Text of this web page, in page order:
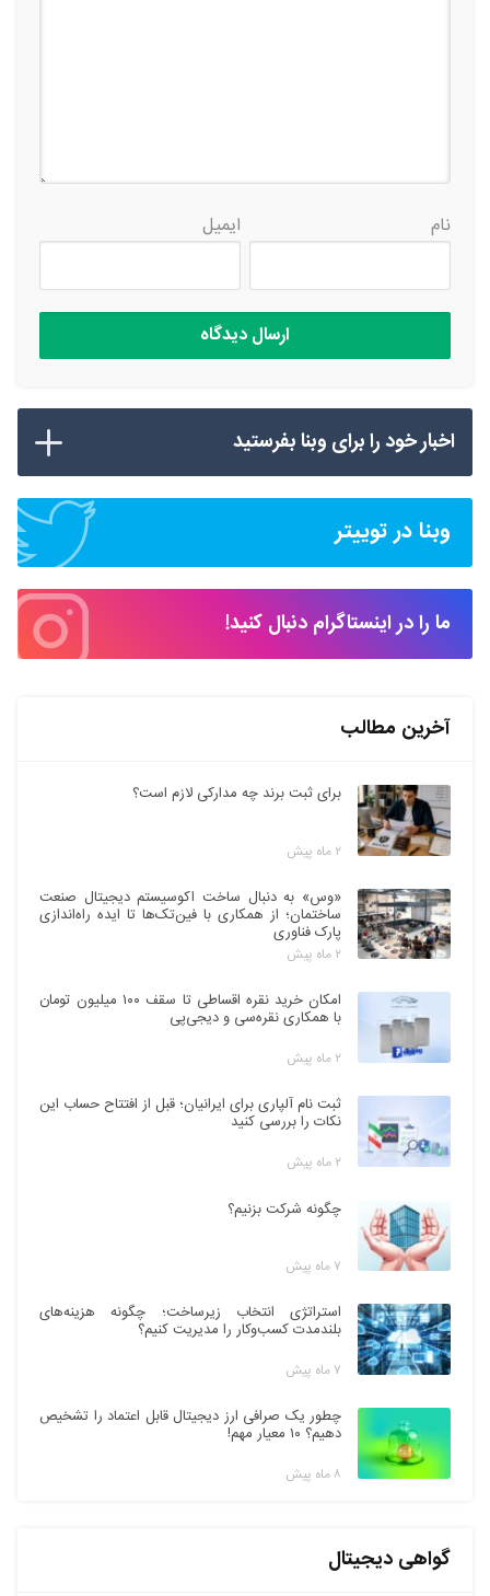
نام ایمیل
اخبار خود را برای وبنا بفرستید
وبنا در توییتر
ما را در اینستاگرام دنبال کنید!
آخرین مطالب
برای ثبت برند چه مدارکی لازم است؟
۲ ماه پیش
«وس» به دنبال ساخت اکوسیستم دیجیتال صنعت
ساختمان؛ از همکاری با فین‌تک‌ها تا ایده راه‌اندازی
پارک فناوری
۲ ماه پیش
امکان خرید نقره اقساطی تا سقف ۱۰۰ میلیون تومان
با همکاری نقره‌سی و دیجی‌پی
۲ ماه پیش
ثبت نام آلپاری برای ایرانیان؛ قبل از افتتاح حساب این
نکات را بررسی کنید
۲ ماه پیش
چگونه شرکت بزنیم؟
۷ ماه پیش
استراتژی انتخاب زیرساخت؛ چگونه هزینه‌های
بلندمدت کسب‌وکار را مدیریت کنیم؟
۷ ماه پیش
چطور یک صرافی ارز دیجیتال قابل اعتماد را تشخیص
دهیم؟ ۱۰ معیار مهم!
۸ ماه پیش
گواهی دیجیتال